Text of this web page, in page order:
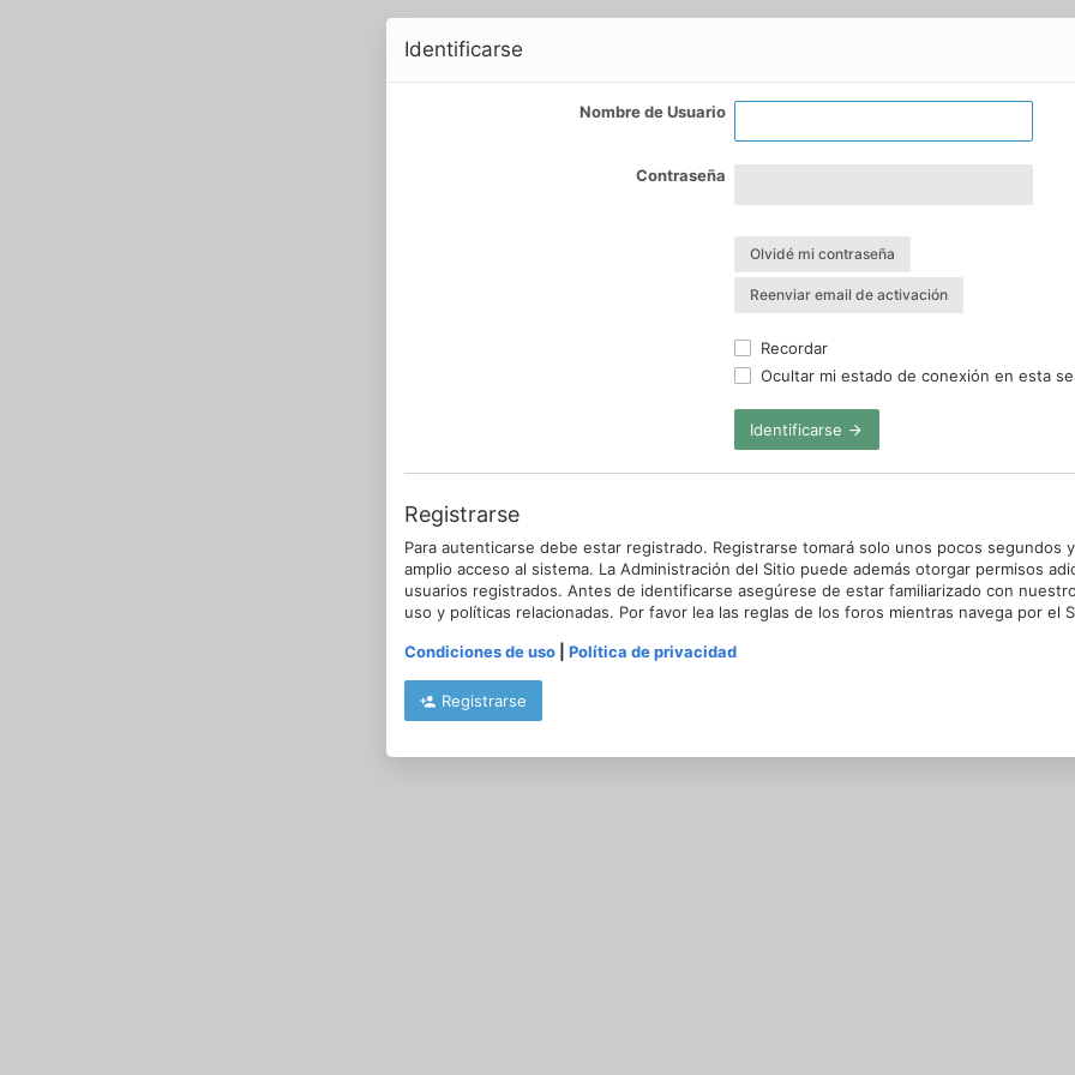
Identificarse
Nombre de Usuario
Contraseña
Olvidé mi contraseña
Reenviar email de activación
Recordar
Ocultar mi estado de conexión en esta
Identificarse
Registrarse
Para autenticarse debe estar registrado. Registrarse tomará solo unos pocos segundos
amplio acceso al sistema. La Administración del Sitio puede además otorgar permisos
usuarios registrados. Antes de identificarse asegúrese de estar familiarizado con
uso y políticas relacionadas. Por favor lea las reglas de los foros mientras navega por el
Condiciones de uso Política de privacidad
Registrarse